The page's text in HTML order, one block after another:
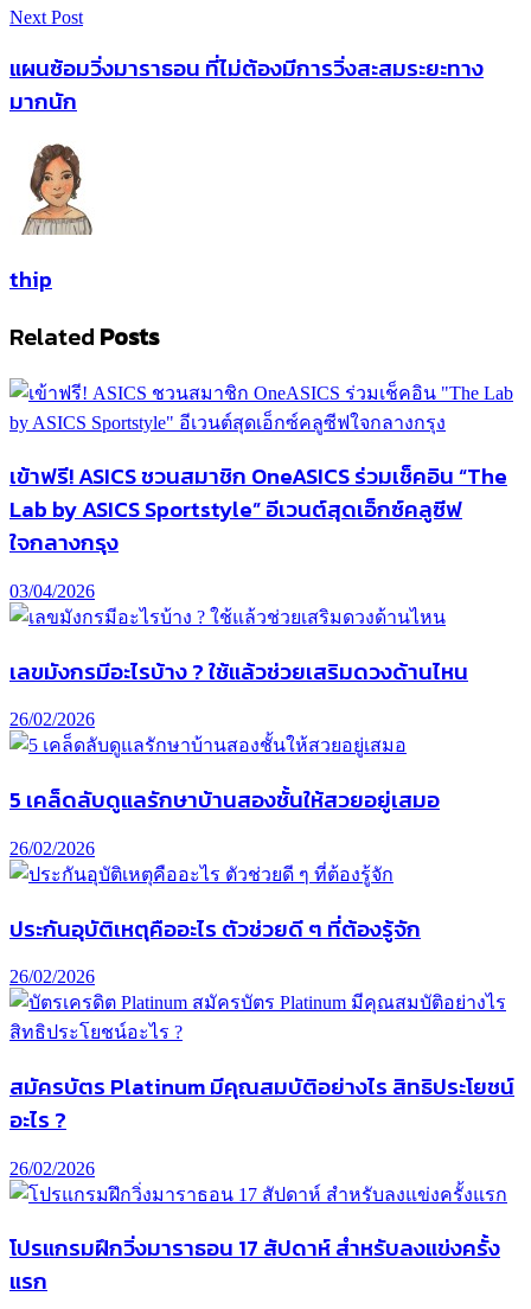
Next Post
แผนซ้อมวิ่งมาราธอน ที่ไม่ต้องมีการวิ่งสะสมระยะทาง
มากนัก
thip
Related Posts
เข้าฟรี! ASICS ชวนสมาชิก OneASICS ร่วมเช็คอิน “The
Lab by ASICS Sportstyle” อีเวนต์สุดเอ็กซ์คลูซีฟ
ใจกลางกรุง
03/04/2026
เลขมังกรมีอะไรบ้าง ? ใช้แล้วช่วยเสริมดวงด้านไหน
26/02/2026
5 เคล็ดลับดูแลรักษาบ้านสองชั้นให้สวยอยู่เสมอ
26/02/2026
ประกันอุบัติเหตุคืออะไร ตัวช่วยดี ๆ ที่ต้องรู้จัก
26/02/2026
สมัครบัตร Platinum มีคุณสมบัติอย่างไร สิทธิประโยชน์
อะไร ?
26/02/2026
โปรแกรมฝึกวิ่งมาราธอน 17 สัปดาห์ สำหรับลงแข่งครั้ง
แรก